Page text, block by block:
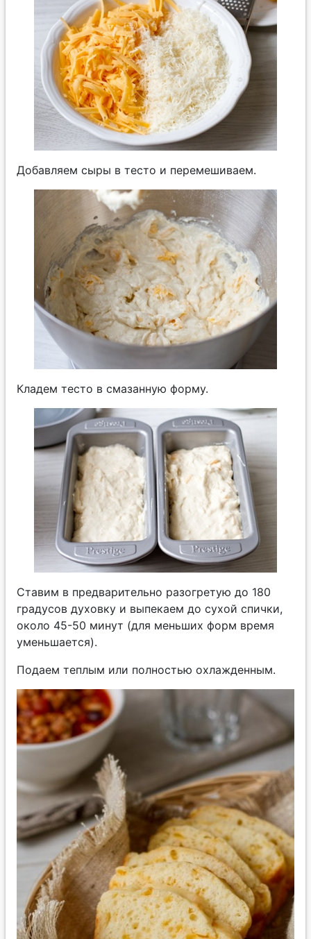
Добавляем сыры в тесто и перемешиваем.
Кладем тесто в смазанную форму.
Ставим в предварительно разогретую до 180
градусов духовку и выпекаем до сухой спички,
около 45-50 минут (для меньших форм время
уменьшается).
Подаем теплым или полностью охлажденным.